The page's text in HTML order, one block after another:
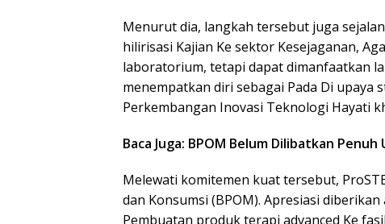
Menurut dia, langkah tersebut juga
hilirisasi Kajian Ke sektor Kesejaganan,
laboratorium, tetapi dapat dimanfaatkan
menempatkan diri sebagai Pada Di
Perkembangan Inovasi Teknologi Hayati
Baca Juga: BPOM Belum Dilibatkan
Melewati komitemen kuat tersebut,
dan Konsumsi (BPOM). Apresiasi
Pembuatan produk terapi advanced Ke